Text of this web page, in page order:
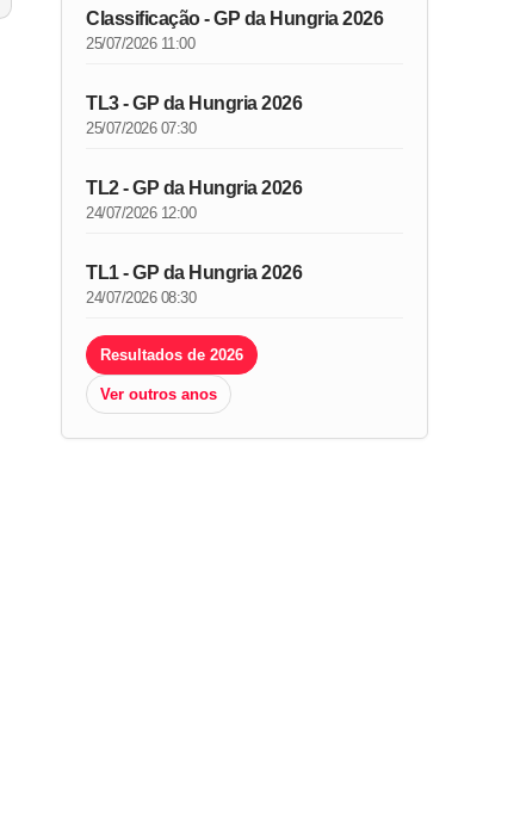
Classificação - GP da Hungria 2026
25/07/2026 11:00
TL3 - GP da Hungria 2026
25/07/2026 07:30
TL2 - GP da Hungria 2026
24/07/2026 12:00
TL1 - GP da Hungria 2026
24/07/2026 08:30
Resultados de 2026
Ver outros anos